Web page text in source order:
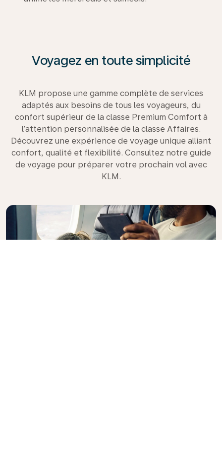
Voyagez en toute simplicité
KLM propose une gamme complète de services
adaptés aux besoins de tous les voyageurs, du
confort supérieur de la classe Premium Comfort à
l’attention personnalisée de la classe Affaires.
Découvrez une expérience de voyage unique alliant
confort, qualité et flexibilité. Consultez notre guide
de voyage pour préparer votre prochain vol avec
KLM.